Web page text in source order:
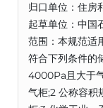
归口单位：住房
起草单位：中国
范围：本规范适
符合下列条件的
4000Pa且大于
气柜;2 公称容